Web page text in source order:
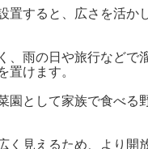
置すると、広さを活か
、雨の日や旅行などで
置けます。
園として家族で食べる
く見えるため、より開